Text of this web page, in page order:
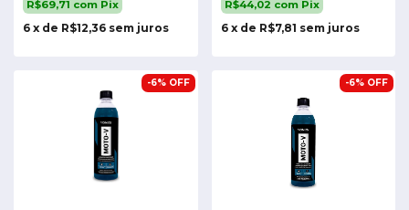
R$69,71 com Pix
6 x de R$12,36 sem juros
R$44,02 com Pix
6 x de R$7,81 sem juros
-6% OFF -6% OFF